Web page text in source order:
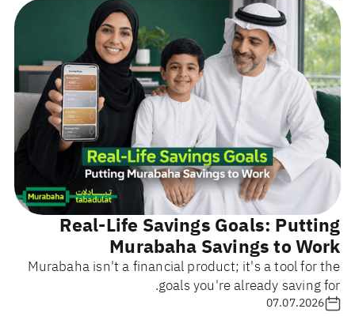
Real-Life Savings Goals: Putting
Murabaha Savings to Work
Murabaha isn't a financial product; it's a tool for the
goals you're already saving for.
07.07.2026